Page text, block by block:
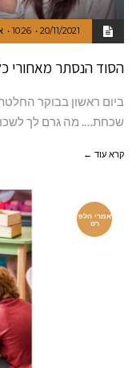
20/11/2021
10:26
הסוד הנסתר מאחורי
ביום ראשון בבוקר
שכחת…. מה גרם לך
קרא עוד ←
אמרי הלפ
רט